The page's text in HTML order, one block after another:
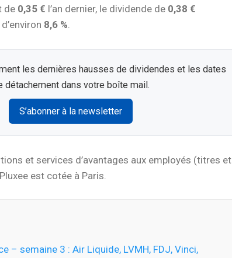
de 0,35 € l’an dernier, le dividende de 0,38 €
8,6 %
les dernières hausses de dividendes et les dates
détachement dans votre boîte mail.
S’abonner à la newsletter
et services d’avantages aux employés (titres et
est cotée à Paris.
– semaine 3 : Air Liquide, LVMH, FDJ, Vinci,